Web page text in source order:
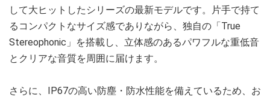
して大ヒットしたシリーズの最新モデルです。片手で持て
るコンパクトなサイズ感でありながら、独自の「True
Stereophonic」を搭載し、立体感のあるパワフルな重低音
とクリアな音質を周囲に届けます。
さらに、IP67の高い防塵・防水性能を備えているため、お